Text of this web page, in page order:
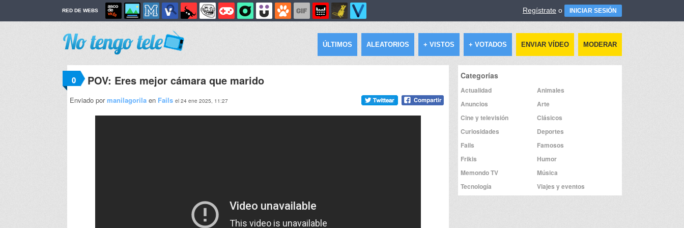
RED DE WEBS Regístrate o INICIAR SESIÓN
ÚLTIMOS ALEATORIOS + VISTOS + VOTADOS ENVIAR VÍDEO MODERAR
0 POV: Eres mejor cámara que marido
Enviado pormanilagorila en Fails el 24 ene 2025, 11:27
Categorías
Actualidad
Animales
Anuncios
Arte
Cine y televisión
Clásicos
Curiosidades
Deportes
Fails
Famosos
Frikis
Humor
Memondo TV
Música
Tecnología
Viajes y eventos